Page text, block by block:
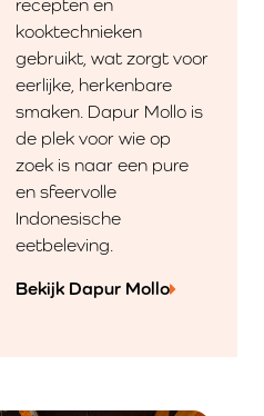
recepten en
kooktechnieken
gebruikt, wat zorgt voor
eerlijke, herkenbare
smaken. Dapur Mollo is
de plek voor wie op
zoek is naar een pure
en sfeervolle
Indonesische
eetbeleving.
Bekijk Dapur Mollo